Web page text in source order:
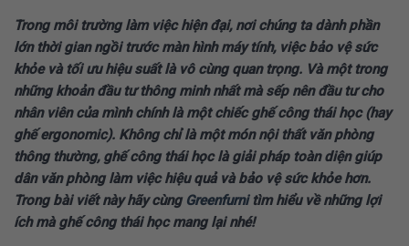
Trong môi trường làm việc hiện đại, nơi chúng ta dành phần
lớn thời gian ngồi trước màn hình máy tính, việc bảo vệ sức
khỏe và tối ưu hiệu suất là vô cùng quan trọng. Và một trong
những khoản đầu tư thông minh nhất mà sếp nên đầu tư cho
nhân viên của mình chính là một chiếc ghế công thái học (hay
ghế ergonomic). Không chỉ là một món nội thất văn phòng
thông thường, ghế công thái học là giải pháp toàn diện giúp
dân văn phòng làm việc hiệu quả và bảo vệ sức khỏe hơn.
Trong bài viết này hãy cùng Greenfurnitìm hiểu về những lợi
ích mà ghế công thái học mang lại nhé!